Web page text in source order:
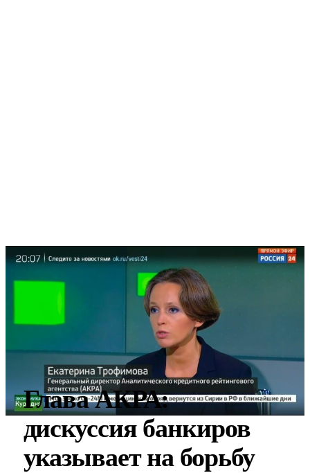
Глава АКРА:
дискуссия банкиров
указывает на борьбу